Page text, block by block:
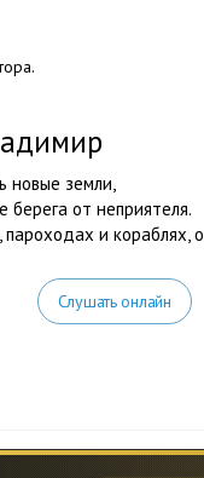
новые земли,
от неприятеля.
и кораблях, о
Слушать онлайн